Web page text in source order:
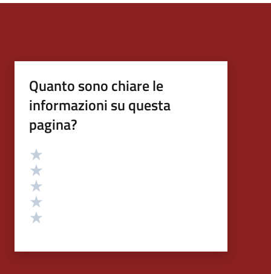
Quanto sono chiare le
informazioni su questa
pagina?
Valutazione